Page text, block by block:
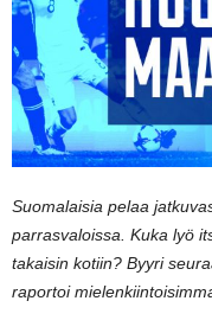
Suomalaisia pelaa
parrasvaloissa. Kuka lyö
takaisin kotiin? Byyri
raportoi